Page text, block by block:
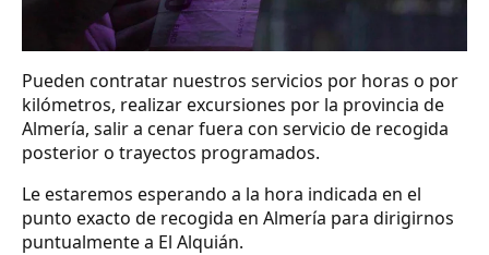
Pueden contratar nuestros servicios por horas o por
kilómetros, realizar excursiones por la provincia de
Almería, salir a cenar fuera con servicio de recogida
posterior o trayectos programados.
Le estaremos esperando a la hora indicada en el
punto exacto de recogida en Almería para dirigirnos
puntualmente a El Alquián.